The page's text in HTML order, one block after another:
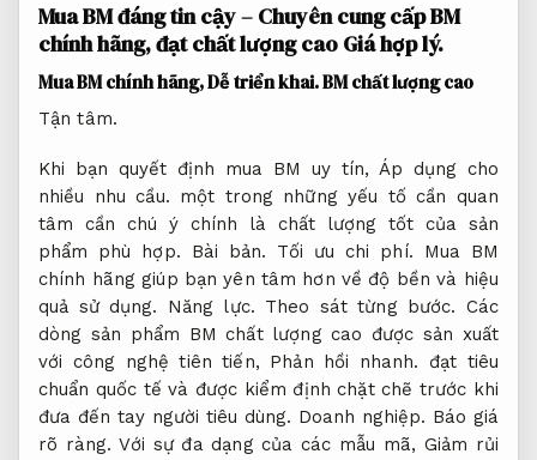
Mua BM đáng tin cậy – Chuyên cung cấp BM
chính hãng, đạt chất lượng cao Giá hợp lý.
Mua BM chính hãng,Dễ triển khai.BM chất lượng cao
Tận tâm.
Khi bạn quyết định mua BM uy tín, Áp dụng cho
nhiều nhu cầu. một trong những yếu tố cần quan
tâm cần chú ý chính là chất lượng tốt của sản
phẩm phù hợp. Bài bản. Tối ưu chi phí. Mua BM
chính hãng giúp bạn yên tâm hơn về độ bền và hiệu
quả sử dụng. Năng lực. Theo sát từng bước. Các
dòng sản phẩm BM chất lượng cao được sản xuất
với công nghệ tiên tiến, Phản hồi nhanh. đạt tiêu
chuẩn quốc tế và được kiểm định chặt chẽ trước khi
đưa đến tay người tiêu dùng. Doanh nghiệp. Báo giá
rõ ràng. Với sự đa dạng của các mẫu mã, Giảm rủi